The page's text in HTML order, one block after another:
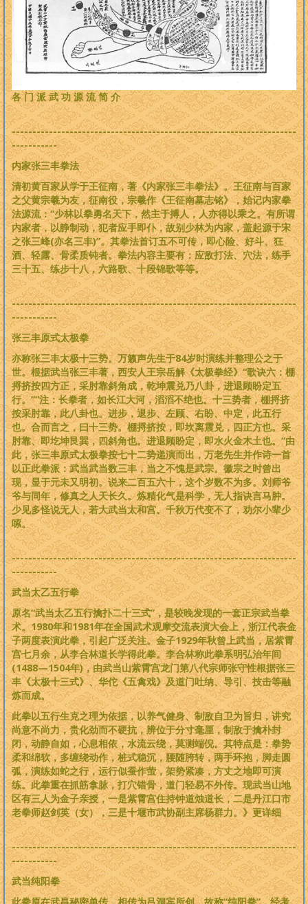
各 门 派 武 功 源 流 简 介
---------------------------------------------------------------------
-----------
内家张三丰拳法
清初黄百家从学于王征南，著《内家张三丰拳法》。王征南与百家
之父黄宗羲为友，征南役，宗羲作《王征南墓志铭》，始记内家拳
法源流：“少林以拳勇名天下，然主于搏人，人亦得以乘之。有所谓
内家者，以静制动，犯者应手即仆，故别少林为内家，盖起源于宋
之张三峰(亦名三丰)”。其拳法首订五不可传，即心险、好斗、狂
酒、轻露、骨柔质钝者。拳法内容主要有：应敌打法、穴法，练手
三十五、练步十八，六路歌、十段锦歌等等。
---------------------------------------------------------------------
-----------
张三丰原式太极拳
亦称张三丰太极十三势。万籁声先生于84岁时演练并整理公之于
世。根据武当张三丰著，西安人王宗岳解《太极拳经》“歌诀六：棚
捋挤按四方正，采肘靠斜角成，乾坤震兑乃八卦，进退顾盼定五
行。”“注：长拳者，如长江大河，滔滔不绝也。十三势者，棚捋挤
按采肘靠，此八卦也。进步，退步、左顾、右盼、中定，此五行
也。合而言之，曰十三势。棚捋挤按，即坎离震兑，四正方也。采
肘靠、即圪坤艮巽，四斜角也。进退顾盼定，即水火金木土也。”由
此，张三丰原式太极拳按七十二势递演而出，万老先生并作诗一首
以正此拳派：武当武当数三丰，当之不愧是武宗。徽宗之时曾出
现，显于元未又明初。说来二百五六十，这个岁数不为多。刘师爷
爷与同年，修真之人天长久。炼精化气是科学，无人指诀言马肿。
少见多怪说无人，若大武当太和宫。千秋万代变不了，劝尔小辈少
嗦。
---------------------------------------------------------------------
-----------
武当太乙五行拳
原名“武当太乙五行擒扑二十三式”，是较晚发现的一套正宗武当拳
术。1980年和1981年在全国武术观摩交流表演大会上，浙江代表金
子两度表演此拳，引起广泛关注。金子1929年秋曾上武当，居紫霄
宫七月余，从李合林道长学得此拳。李合林称此拳系明弘治年间
(1488—1504年)，由武当山紫霄宫龙门第八代宗师张守性根据张三
丰《太极十三式》、华佗《五禽戏》及道门吐纳、导引、技击等融
炼而成。
此拳以五行生克之理为依据，以养气健身、制敌自卫为旨归，讲究
尚意不尚力，贵化劲而不硬抗，辨位于分寸毫厘，制敌于擒朴封
闭，动静自如，心息相依，水流云绕，莫测端倪。其特点是：拳势
柔和绵软，多缠绕动作，桩式稳沉，腰随胯转，两手环抱，脚走圆
弧，演练如蛇之行，运行似蚕作萤，架势紧凑，方丈之地即可演
练。此拳重在抓筋拿脉，打穴错骨，道门轻易不外传。现武当山地
区有三人为金子亲授，一是紫霄宫住持钟道烛道长，二是丹江口市
老拳师赵剑英（女），三是十堰市武协副主席杨群力。》更详细
---------------------------------------------------------------------
-----------
武当纯阳拳
此拳原在武昌秘密单传，相传为吕洞宾所创，故称“纯阳拳”，经考